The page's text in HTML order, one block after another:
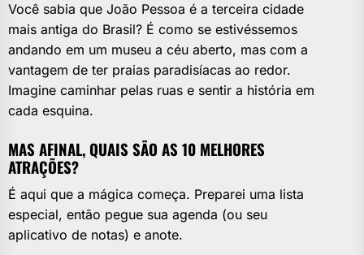
Você sabia que João Pessoa é a terceira cidade
mais antiga do Brasil? É como se estivéssemos
andando em um museu a céu aberto, mas com a
vantagem de ter praias paradisíacas ao redor.
Imagine caminhar pelas ruas e sentir a história em
cada esquina.
MAS AFINAL, QUAIS SÃO AS 10 MELHORES
ATRAÇÕES?
É aqui que a mágica começa. Preparei uma lista
especial, então pegue sua agenda (ou seu
aplicativo de notas) e anote.